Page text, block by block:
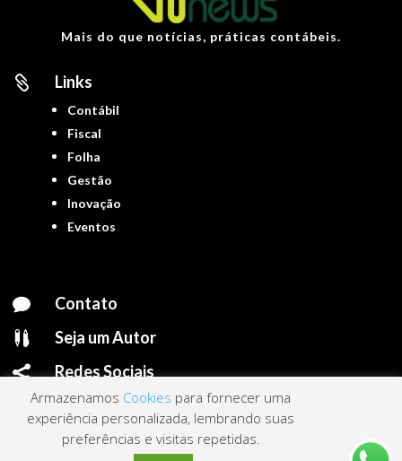
Mais do que notícias, práticas contábeis.
 Links
Contábil
Fiscal
Folha
Gestão
Inovação
Eventos
 Contato
 Seja um Autor
 Redes Sociais
Portal ContNews © 2022 – Todos os direitos reservados | Mantido porLink
Armazenamos Cookies para fornecer uma
experiência personalizada, lembrando suas
preferências e visitas repetidas.